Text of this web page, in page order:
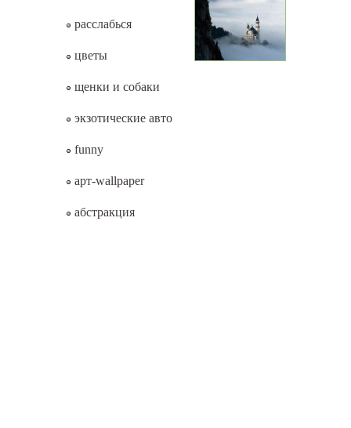
расслабься
цветы
щенки и собаки
экзотические авто
funny
арт-wallpaper
абстракция